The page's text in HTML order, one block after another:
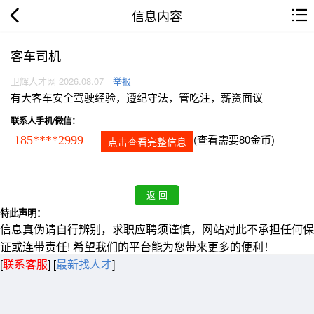
信息内容
客车司机
卫辉人才网 2026.08.07 举报
有大客车安全驾驶经验，遵纪守法，管吃注，薪资面议
联系人手机/微信：
185****2999 点击查看完整信息 (查看需要80金币)
特此声明：
信息真伪请自行辨别，求职应聘须谨慎，网站对此不承担任何保
证或连带责任! 希望我们的平台能为您带来更多的便利！
[联系客服] [最新找人才]